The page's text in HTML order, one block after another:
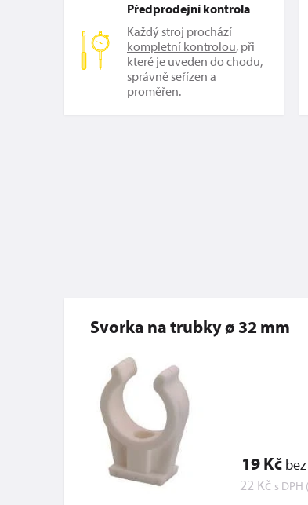
Předprodejní kontrola
Každý stroj prochází
kompletní kontrolou, při
které je uveden do chodu,
správně seřízen a
proměřen.
Svorka na trubky ø 32 mm
19 Kč
22 Kč s DPH